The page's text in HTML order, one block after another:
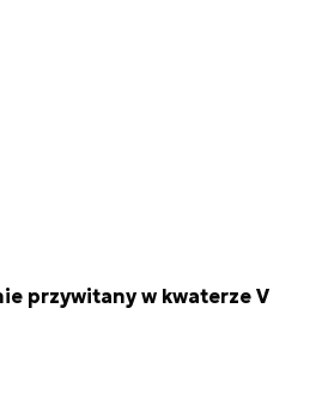
przywitany w kwaterze V